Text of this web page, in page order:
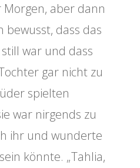
Morgen, aber dann
dass das
war und dass
gar nicht zu
spielten
war nirgends zu
ihr und wunderte
könnte. „Tahlia,